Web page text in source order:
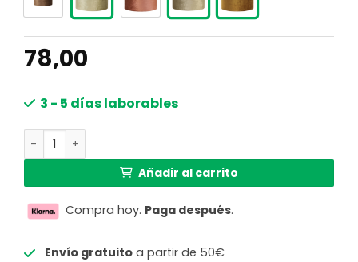
78,00
3 - 5 días laborables
Pantalla de lámpara dorada y plateada clásica Light
Añadir al carrito
Compra hoy. Paga después.
Envío gratuitoa partir de 50€